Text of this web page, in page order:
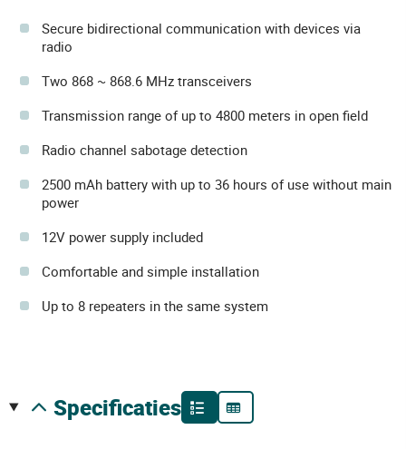
Secure bidirectional communication with devices via
radio
Two 868 ~ 868.6 MHz transceivers
Transmission range of up to 4800 meters in open field
Radio channel sabotage detection
2500 mAh battery with up to 36 hours of use without main
power
12V power supply included
Comfortable and simple installation
Up to 8 repeaters in the same system
specificaties